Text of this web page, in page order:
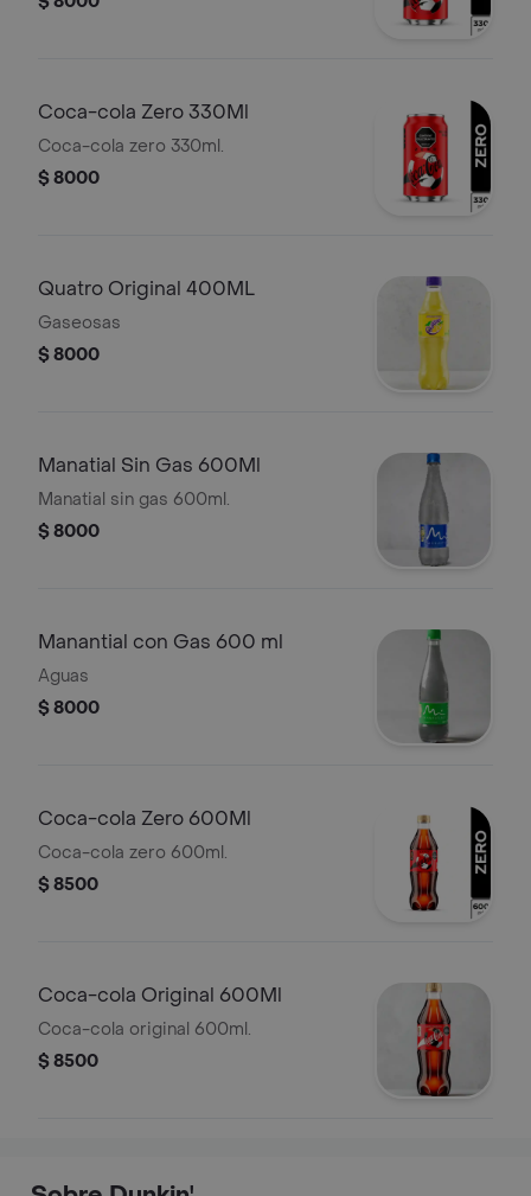
Coca-cola Zero 330Ml
Coca-cola zero 330ml.
$ 8000
Quatro Original 400ML
Gaseosas
$ 8000
Manatial Sin Gas 600Ml
Manatial sin gas 600ml.
$ 8000
Manantial con Gas 600 ml
Aguas
$ 8000
Coca-cola Zero 600Ml
Coca-cola zero 600ml.
$ 8500
Coca-cola Original 600Ml
Coca-cola original 600ml.
$ 8500